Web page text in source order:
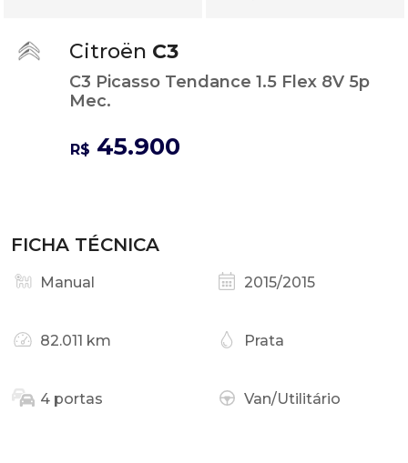
Citroën C3
C3 Picasso Tendance 1.5 Flex 8V 5p
Mec.
R$ 45.900
FICHA TÉCNICA
Manual 2015/2015
82.011 km Prata
4 portas Van/Utilitário